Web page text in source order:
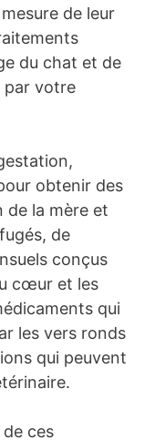
de leur
du chat et de
par votre
obtenir des
de la mère et
de
conçus
cœur et les
qui
les vers ronds
qui peuvent
de ces